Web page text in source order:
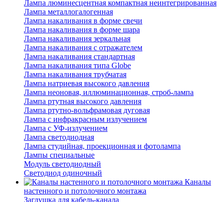
Лампа люминесцентная компактная неинтегрированная
Лампа металлогалогенная
Лампа накаливания в форме свечи
Лампа накаливания в форме шара
Лампа накаливания зеркальная
Лампа накаливания с отражателем
Лампа накаливания стандартная
Лампа накаливания типа Globe
Лампа накаливания трубчатая
Лампа натриевая высокого давления
Лампа неоновая, иллюминационная, строб-лампа
Лампа ртутная высокого давления
Лампа ртутно-вольфрамовая дуговая
Лампа с инфракрасным излучением
Лампа с УФ-излучением
Лампа светодиодная
Лампа студийная, проекционная и фотолампа
Лампы специальные
Модуль светодиодный
Светодиод одиночный
Каналы
настенного и потолочного монтажа
Заглушка для кабель-канала